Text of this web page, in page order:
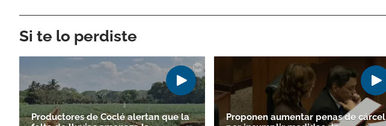
Si te lo perdiste
Productores de Coclé alertan que la
Proponen aumentar penas de cárcel